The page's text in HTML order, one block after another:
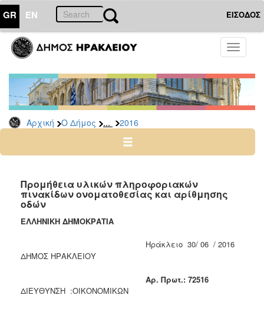
GR EN ΕΙΣΟΔΟΣ
Toggle
Αρχική Ο Δήμος ... 2016
ΔΗΜΟΣ
Διακηρύξεις
-
Δημοπρασίες
Αρχείο
2025
2023
2021
2019
2017
Προμήθεια υλικών πληροφοριακών
πινακίδων ονοματοθεσίας και αρίθμησης
οδών
ΕΛΛΗΝΙΚΗ ΔΗΜΟΚΡΑΤΙΑ
ΔΗΜΟΣ ΗΡΑΚΛΕΙΟΥ
ΔΙΕΥΘΥΝΣΗ :ΟΙΚΟΝΟΜΙΚΩΝ
Ηράκλειο 30/ 06 / 2016
Aρ. Πρωτ.: 72516